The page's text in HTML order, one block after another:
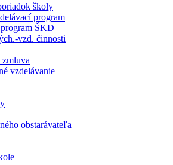
školy
program
ŠKD
vzd. činnosti
vzdelávanie
obstarávateľa